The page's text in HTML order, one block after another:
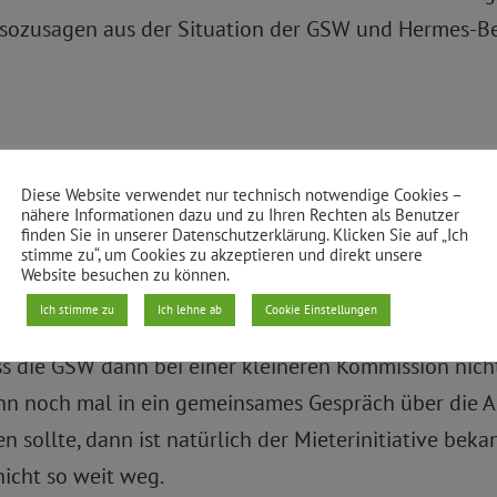
aus der Situation der GSW und Hermes-
diese Mieterinitiative auch nicht erst seit
Mieterinnen und Mieter entwickelt haben, auch
vom ganzen Bezirksamt, ganz klar und
realisieren wollen, eine kleinere Kommission zu
die GSW dann bei einer kleineren Kommission
noch mal in ein gemeinsames Gespräch über die
sollte, dann ist natürlich der Mieterinitiative
so weit weg.
Diese Website verwendet nur technisch notwendige Cookies –
nähere Informationen dazu und zu Ihren Rechten als Benutzer
finden Sie in unserer Datenschutzerklärung. Klicken Sie auf „Ich
stimme zu“, um Cookies zu akzeptieren und direkt unsere
Website besuchen zu können.
Ich stimme zu Ich lehne ab Cookie Einstellungen